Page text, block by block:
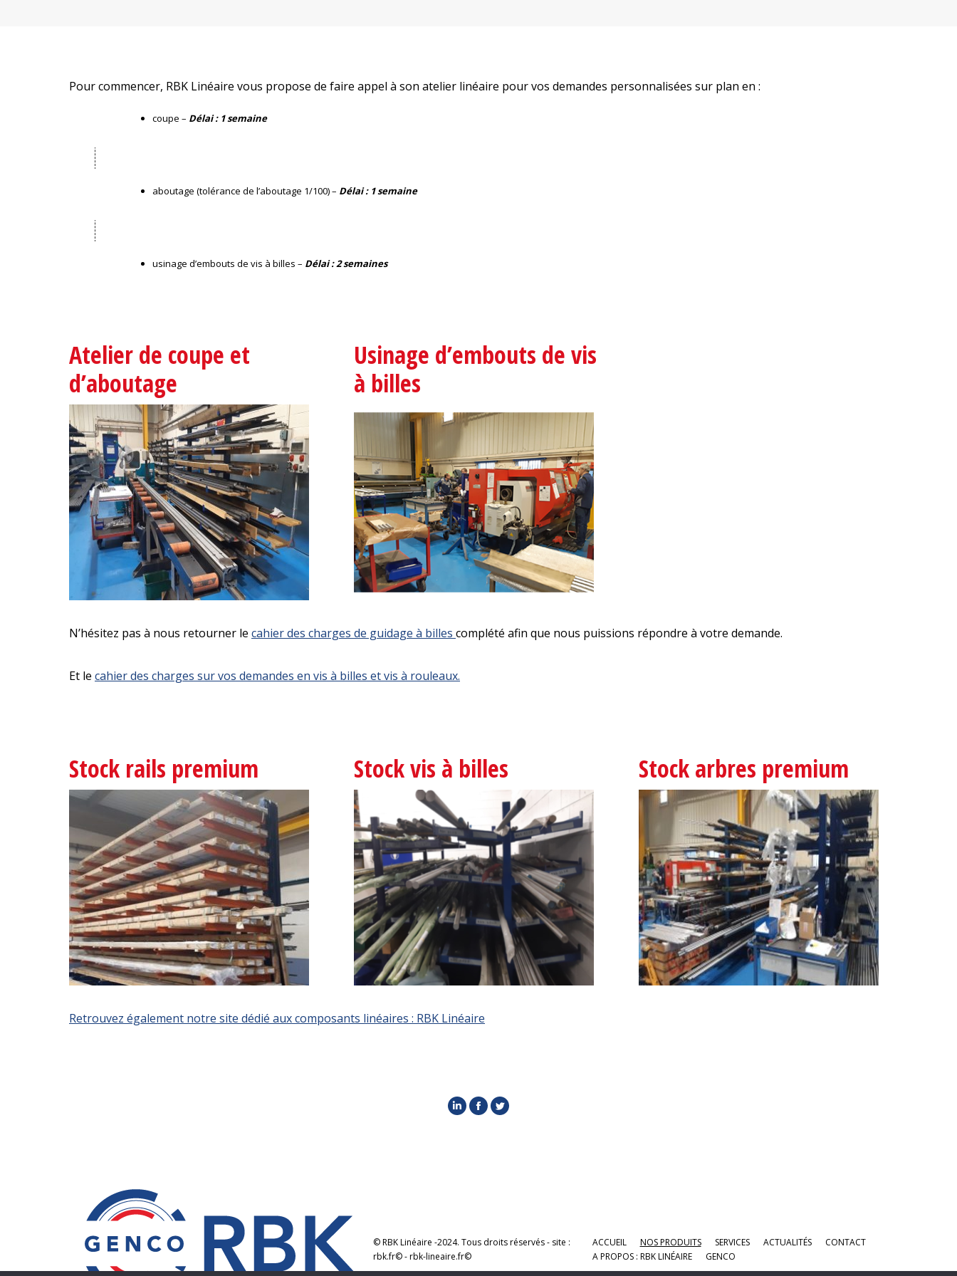
Pour commencer, RBK Linéaire vous propose de faire appel à son atelier linéaire pour vos demandes personnalisées sur plan en :
coupe – Délai : 1 semaine
aboutage (tolérance de l’aboutage 1/100) – Délai : 1 semaine
usinage d’embouts de vis à billes – Délai : 2 semaines
Atelier de coupe et
d’aboutage
Usinage d’embouts de vis
à billes
N’hésitez pas à nous retourner le cahier des charges de guidage à billes complété afin que nous puissions répondre à votre demande.
Et le cahier des charges sur vos demandes en vis à billes et vis à rouleaux.
Stock rails premium Stock vis à billes Stock arbres premium
Retrouvez également notre site dédié aux composants linéaires : RBK Linéaire
LinkedInFacebook
Twitter
© RBK Linéaire -2024. Tous droits réservés - site :
rbk.fr© - rbk-lineaire.fr©
ACCUEIL NOS PRODUITS SERVICES ACTUALITÉS
CONTACT
A PROPOS : RBK LINÉAIRE
GENCO